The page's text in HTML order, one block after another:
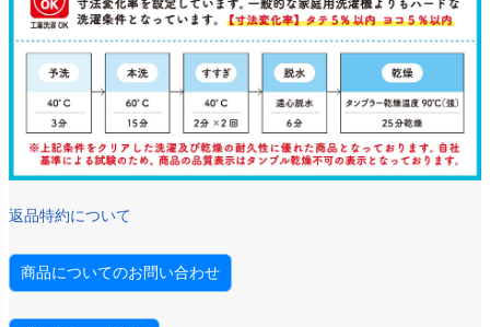
返品特約について
商品についてのお問い合わせ